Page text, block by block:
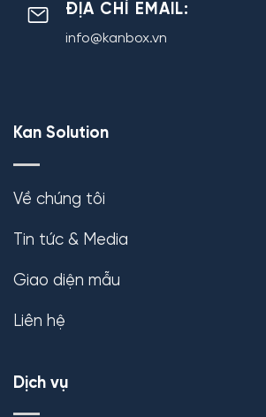
ĐỊA CHỈ EMAIL:
info@kanbox.vn
Kan Solution
Về chúng tôi
Tin tức & Media
Giao diện mẫu
Liên hệ
Dịch vụ